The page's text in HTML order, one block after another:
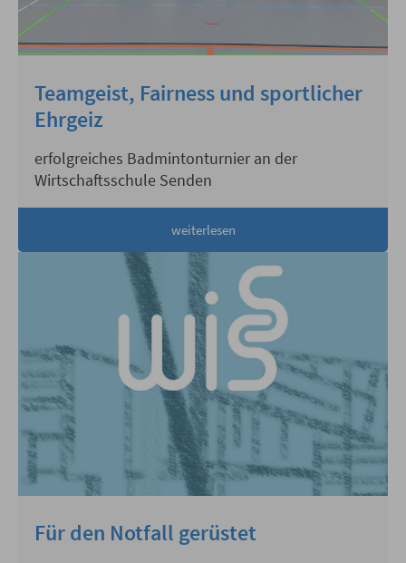
Teamgeist, Fairness und sportlicher
Ehrgeiz
erfolgreiches Badmintonturnier an der
Wirtschaftsschule Senden
weiterlesen
Für den Notfall gerüstet